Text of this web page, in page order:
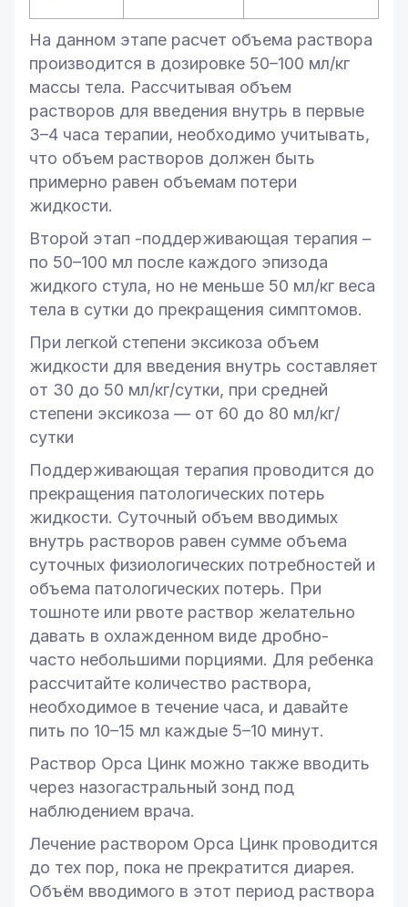
На данном этапе расчет объема раствора
производится в дозировке 50–100 мл/кг
массы тела. Рассчитывая объем
растворов для введения внутрь в первые
3–4 часа терапии, необходимо учитывать,
что объем растворов должен быть
примерно равен объемам потери
жидкости.
Второй этап -поддерживающая терапия –
по 50–100 мл после каждого эпизода
жидкого стула, но не меньше 50 мл/кг веса
тела в сутки до прекращения симптомов.
При легкой степени эксикоза объем
жидкости для введения внутрь составляет
от 30 до 50 мл/кг/сутки, при средней
степени эксикоза — от 60 до 80 мл/кг/
сутки
Поддерживающая терапия проводится до
прекращения патологических потерь
жидкости. Суточный объем вводимых
внутрь растворов равен сумме объема
суточных физиологических потребностей и
объема патологических потерь. При
тошноте или рвоте раствор желательно
давать в охлажденном виде дробно-
часто небольшими порциями. Для ребенка
рассчитайте количество раствора,
необходимое в течение часа, и давайте
пить по 10–15 мл каждые 5–10 минут.
Раствор Орса Цинк можно также вводить
через назогастральный зонд под
наблюдением врача.
Лечение раствором Орса Цинк проводится
до тех пор, пока не прекратится диарея.
Объём вводимого в этот период раствора